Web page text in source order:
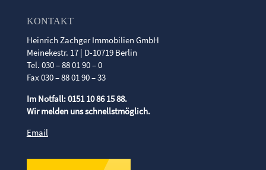
KONTAKT
Heinrich Zachger Immobilien GmbH
Meinekestr. 17 | D-10719 Berlin
Tel. 030 – 88 01 90 – 0
Fax 030 – 88 01 90 – 33
Im Notfall: 0151 10 86 15 88.
Wir melden uns schnellstmöglich.
Email